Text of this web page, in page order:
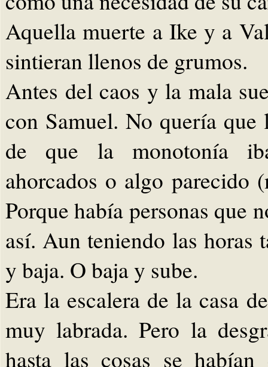
Aquella muerte a Ike y a
sintieran llenos de grumos.
Antes del caos y la mala
con Samuel. No quería
de que la monotonía
ahorcados o algo parecido
Porque había personas que
así. Aun teniendo las horas
y baja. O baja y sube.
Era la escalera de la casa
muy labrada. Pero la
hasta las cosas se habían